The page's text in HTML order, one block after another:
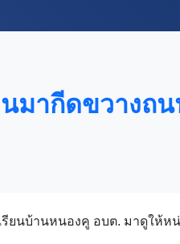
ากีดขวางถน
ยนบ้านหนองคู อบต. มาดูให้ห